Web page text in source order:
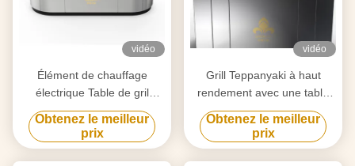
vidéo
Élément de chauffage
électrique Table de gril
Teppanyaki pour la
purification personnalisée
selon vos besoins
Obtenez le meilleur
prix
vidéo
Grill Teppanyaki à haut
rendement avec une table
de 20 mm en acier allié de
qualité alimentaire et un
chauffage intelligent
Obtenez le meilleur
prix